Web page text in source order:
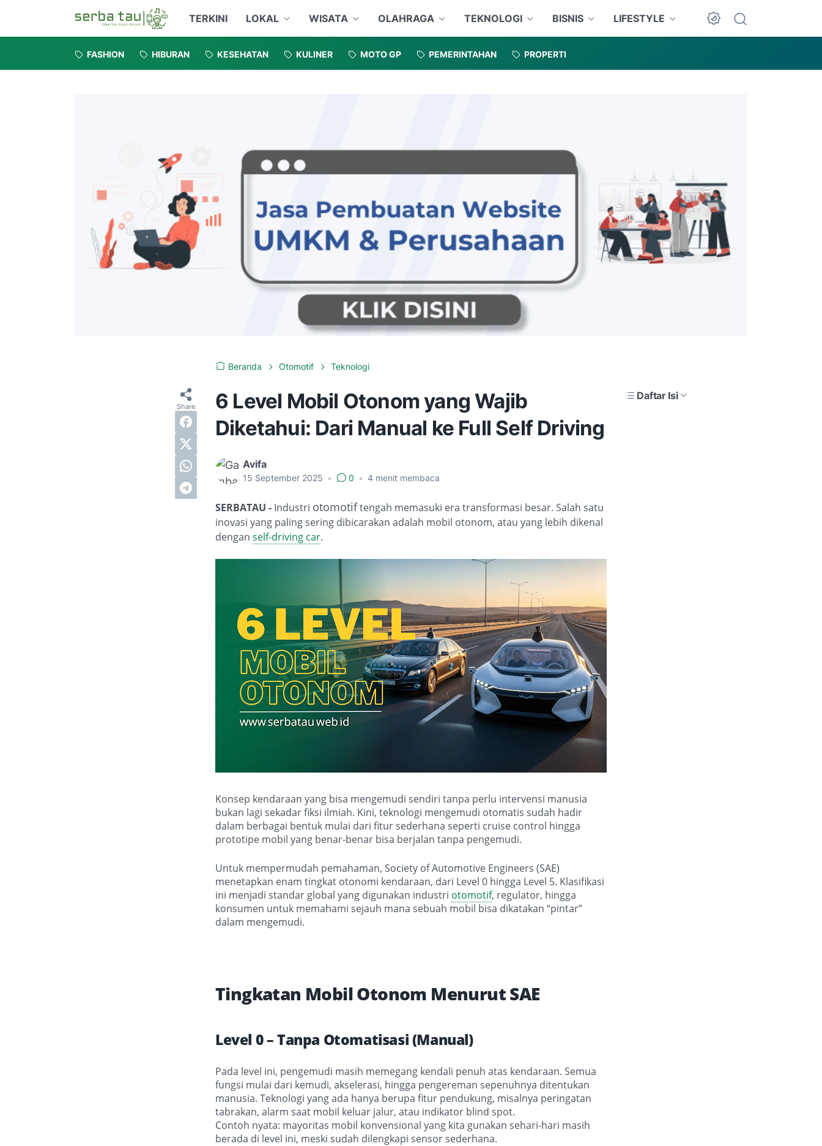
TERKINI LOKAL WISATA OLAHRAGA TEKNOLOGI BISNIS LIFESTYLE
FASHION HIBURAN KESEHATAN KULINER MOTO GP PEMERINTAHAN PROPERTI
Beranda Otomotif Teknologi
6 Level Mobil Otonom yang Wajib
Diketahui: Dari Manual ke Full Self Driving
Avifa
15 September 2025 • 0 • 4 menit membaca
Daftar Isi
SERBATAU - Industri otomotiftengah memasuki era transformasi besar. Salah satu
inovasi yang paling sering dibicarakan adalah mobil otonom, atau yang lebih dikenal
dengan self-driving car.
Konsep kendaraan yang bisa mengemudi sendiri tanpa perlu intervensi manusia
bukan lagi sekadar fiksi ilmiah. Kini, teknologi mengemudi otomatis sudah hadir
dalam berbagai bentuk mulai dari fitur sederhana seperti cruise control hingga
prototipe mobil yang benar-benar bisa berjalan tanpa pengemudi.
Untuk mempermudah pemahaman, Society of Automotive Engineers (SAE)
menetapkan enam tingkat otonomi kendaraan, dari Level 0 hingga Level 5. Klasifikasi
ini menjadi standar global yang digunakan industri otomotif, regulator, hingga
konsumen untuk memahami sejauh mana sebuah mobil bisa dikatakan “pintar”
dalam mengemudi.
Tingkatan Mobil Otonom Menurut SAE
Level 0 – Tanpa Otomatisasi (Manual)
Pada level ini, pengemudi masih memegang kendali penuh atas kendaraan. Semua
fungsi mulai dari kemudi, akselerasi, hingga pengereman sepenuhnya ditentukan
manusia. Teknologi yang ada hanya berupa fitur pendukung, misalnya peringatan
tabrakan, alarm saat mobil keluar jalur, atau indikator blind spot.
Contoh nyata: mayoritas mobil konvensional yang kita gunakan sehari-hari masih
berada di level ini, meski sudah dilengkapi sensor sederhana.